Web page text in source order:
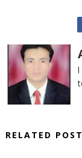
l
RELATED